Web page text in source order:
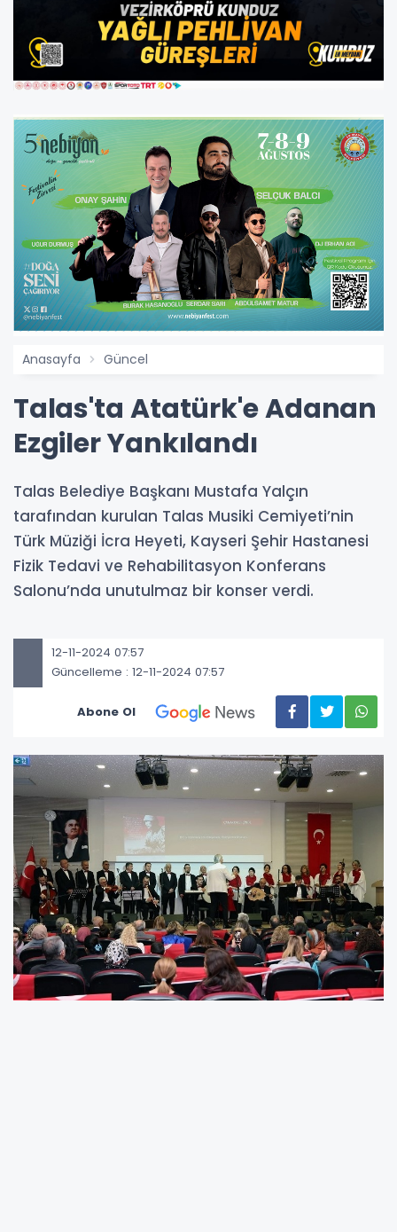
Anasayfa Güncel
Talas'ta Atatürk'e Adanan
Ezgiler Yankılandı
Talas Belediye Başkanı Mustafa Yalçın
tarafından kurulan Talas Musiki Cemiyeti’nin
Türk Müziği İcra Heyeti, Kayseri Şehir Hastanesi
Fizik Tedavi ve Rehabilitasyon Konferans
Salonu’nda unutulmaz bir konser verdi.
12-11-2024 07:57
Güncelleme : 12-11-2024 07:57
Abone Ol